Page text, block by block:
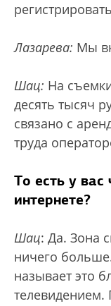
Лазарева: Мы
Шац: На
десять тысяч
связано с
труда
То есть у вас
интернете?
Шац: Да. Зона
ничего
называет это
телевидением.